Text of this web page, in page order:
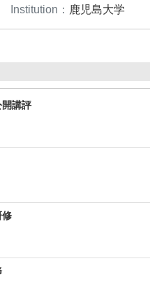
Institution： 鹿児島大学
開講評
修